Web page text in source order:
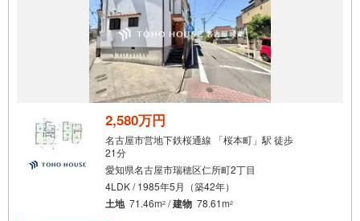
2,580万円
名古屋市営地下鉄桜通線 「桜本町」駅 徒歩
21分
愛知県名古屋市瑞穂区仁所町2丁目
4LDK / 1985年5月（築42年）
土地 71.46m2 /建物 78.61m2